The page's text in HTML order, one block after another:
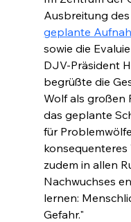
Ausbreitung
geplante
sowie die
DJV-Präsident
begrüßte die
Wolf als großen
das geplante
für
konsequenteres
zudem in allen
Nachwuchses
lernen:
Gefahr."